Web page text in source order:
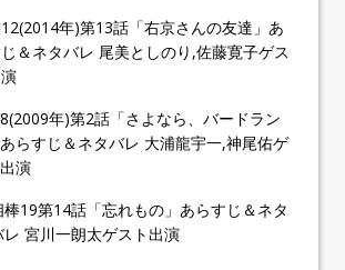
年)第13話「右京さんの友達」あ
＆ネタバレ 尾美としのり,佐藤寛子ゲス
年)第2話「さよなら、バードラン
あらすじ＆ネタバレ 大浦龍宇一,神尾佑ゲ
演
棒19第14話「忘れもの」あらすじ＆ネタ
レ 宮川一朗太ゲスト出演